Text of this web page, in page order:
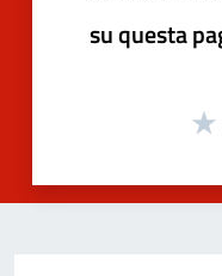
su questa